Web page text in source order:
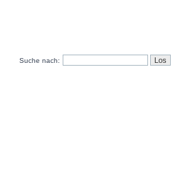
Suche nach: